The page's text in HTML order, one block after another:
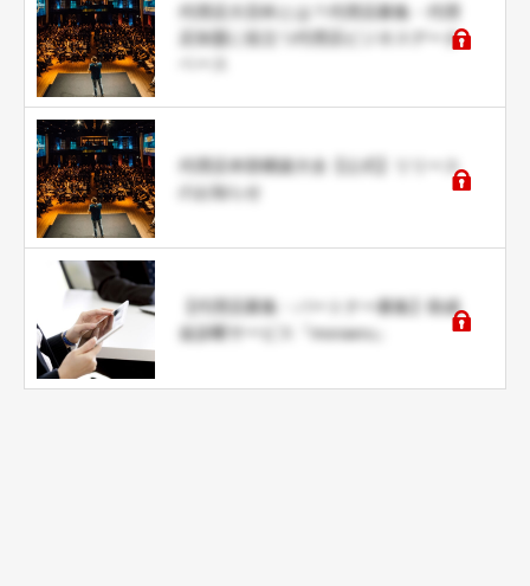
代理店大百科とは？代理店募集・代理
店加盟に役立つ代理店ビジネスデータ
代理店本部構築大全【公式】リリース
のお知らせ
【代理店募集・パートナー募集】助成
金診断サービス『moraeru』